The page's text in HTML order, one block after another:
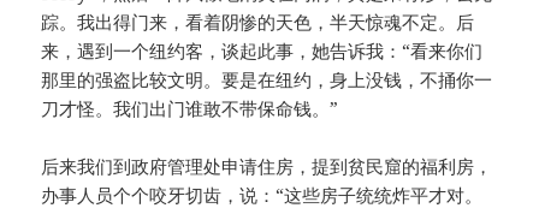
踪。我出得门来，看着阴惨的天色，半天惊魂不定。后
来，遇到一个纽约客，谈起此事，她告诉我：“看来你们
那里的强盗比较文明。要是在纽约，身上没钱，不捅你一
刀才怪。我们出门谁敢不带保命钱。”
后来我们到政府管理处申请住房，提到贫民窟的福利房，
办事人员个个咬牙切齿，说：“这些房子统统炸平才对。